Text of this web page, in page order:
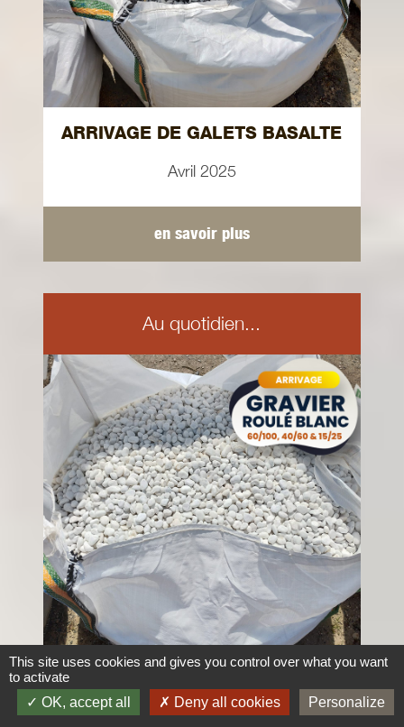
ARRIVAGE DE GALETS BASALTE
Avril 2025
en savoir plus
Au quotidien...
ARRIVAGE DE GALETS BLANCS
ROULES
This site uses cookies and gives you control over what you want
to activate
OK, accept all
Deny all cookies Personalize